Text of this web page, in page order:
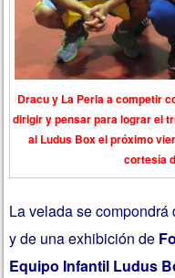
Dracu y La Perla a competir
dirigir y pensar para lograr el
al Ludus Box el próximo
cortesía
La velada se
y de una exhibición de
Equipo Infantil Ludus